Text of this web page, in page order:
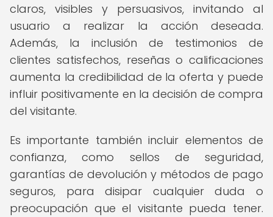
claros, visibles y persuasivos, invitando al
usuario a realizar la acción deseada.
Además, la inclusión de testimonios de
clientes satisfechos, reseñas o calificaciones
aumenta la credibilidad de la oferta y puede
influir positivamente en la decisión de compra
del visitante.
Es importante también incluir elementos de
confianza, como sellos de seguridad,
garantías de devolución y métodos de pago
seguros, para disipar cualquier duda o
preocupación que el visitante pueda tener.